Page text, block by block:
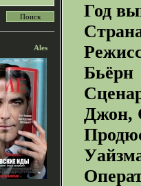
Ales
Год
Бьёрн
Джон,